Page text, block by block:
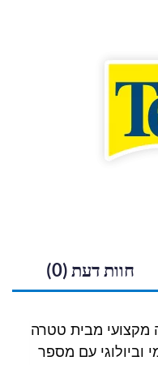
חוות דעת (0)
מקצועי מבית טטרה
וביולוגי עם מספר